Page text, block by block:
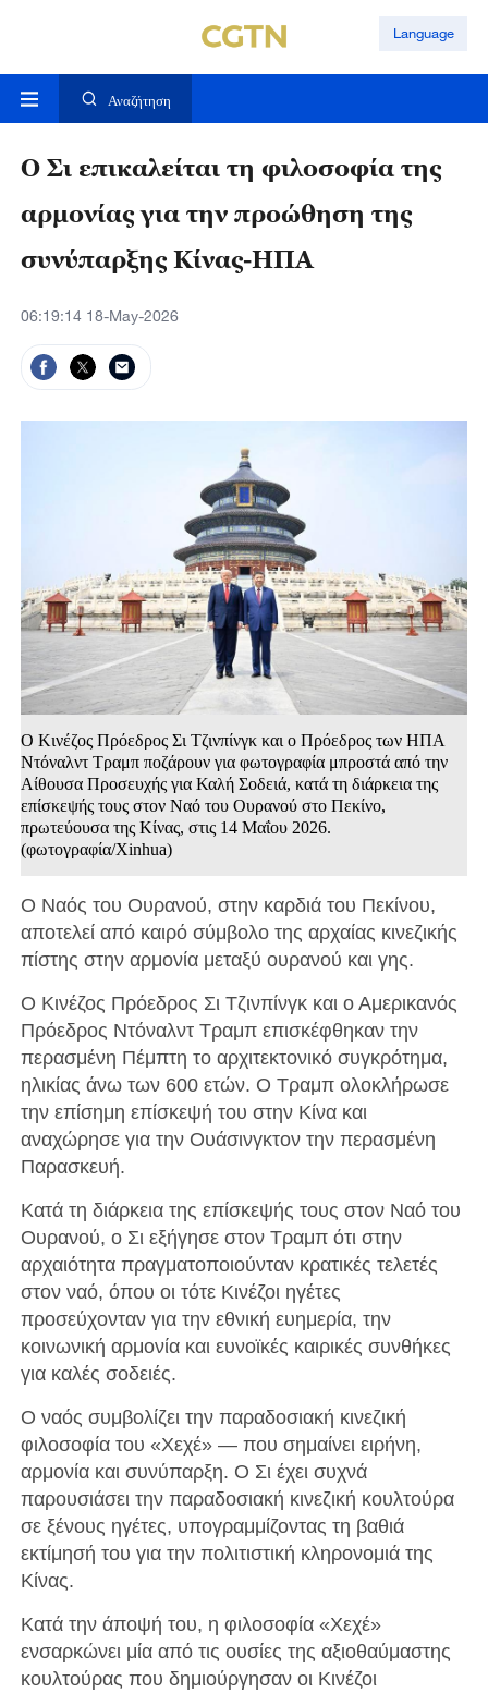
Language
Αναζήτηση
Ο Σι επικαλείται τη φιλοσοφία της
αρμονίας για την προώθηση της
συνύπαρξης Κίνας-ΗΠΑ
06:19:14 18-May-2026
Ο Κινέζος Πρόεδρος Σι Τζινπίνγκ και ο Πρόεδρος των ΗΠΑ
Ντόναλντ Τραμπ ποζάρουν για φωτογραφία μπροστά από την
Αίθουσα Προσευχής για Καλή Σοδειά, κατά τη διάρκεια της
επίσκεψής τους στον Ναό του Ουρανού στο Πεκίνο,
πρωτεύουσα της Κίνας, στις 14 Μαΐου 2026.
(φωτογραφία/Xinhua)
Ο Ναός του Ουρανού, στην καρδιά του Πεκίνου,
αποτελεί από καιρό σύμβολο της αρχαίας κινεζικής
πίστης στην αρμονία μεταξύ ουρανού και γης.
Ο Κινέζος Πρόεδρος Σι Τζινπίνγκ και ο Αμερικανός
Πρόεδρος Ντόναλντ Τραμπ επισκέφθηκαν την
περασμένη Πέμπτη το αρχιτεκτονικό συγκρότημα,
ηλικίας άνω των 600 ετών. Ο Τραμπ ολοκλήρωσε
την επίσημη επίσκεψή του στην Κίνα και
αναχώρησε για την Ουάσινγκτον την περασμένη
Παρασκευή.
Κατά τη διάρκεια της επίσκεψής τους στον Ναό του
Ουρανού, ο Σι εξήγησε στον Τραμπ ότι στην
αρχαιότητα πραγματοποιούνταν κρατικές τελετές
στον ναό, όπου οι τότε Κινέζοι ηγέτες
προσεύχονταν για την εθνική ευημερία, την
κοινωνική αρμονία και ευνοϊκές καιρικές συνθήκες
για καλές σοδειές.
Ο ναός συμβολίζει την παραδοσιακή κινεζική
φιλοσοφία του «Χεχέ» — που σημαίνει ειρήνη,
αρμονία και συνύπαρξη. Ο Σι έχει συχνά
παρουσιάσει την παραδοσιακή κινεζική κουλτούρα
σε ξένους ηγέτες, υπογραμμίζοντας τη βαθιά
εκτίμησή του για την πολιτιστική κληρονομιά της
Κίνας.
Κατά την άποψή του, η φιλοσοφία «Χεχέ»
ενσαρκώνει μία από τις ουσίες της αξιοθαύμαστης
κουλτούρας που δημιούργησαν οι Κινέζοι